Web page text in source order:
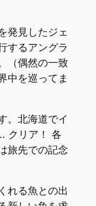
発見したジェ
するアングラ
（偶然の一致
中を巡ってま
。北海道でイ
クリア！ 各
旅先での記念
れる魚との出